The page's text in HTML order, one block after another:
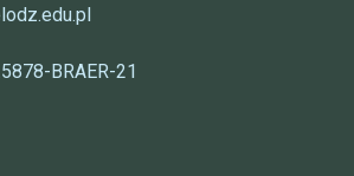
BRAER-21